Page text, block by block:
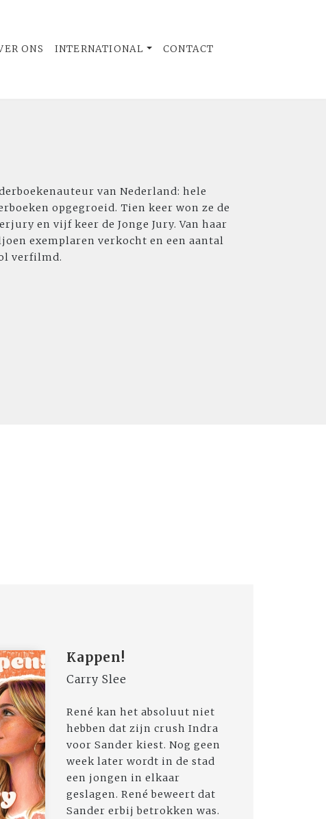
ONS INTERNATIONAL CONTACT
van Nederland: hele
opgegroeid. Tien keer won ze de
en vijf keer de Jonge Jury. Van haar
exemplaren verkocht en een aantal
verfilmd.
Kappen!
Carry Slee
René kan het absoluut niet
hebben dat zijn crush Indra
voor Sander kiest. Nog geen
week later wordt in de stad
een jongen in elkaar
geslagen. René beweert dat
Sander erbij betrokken was.